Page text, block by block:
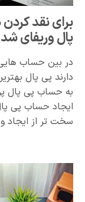
برای نقد
پال وریفای
در بین حساب
دارند پی پال
به حساب پی پال
ایجاد حساب پی
سخت تر از ایجاد